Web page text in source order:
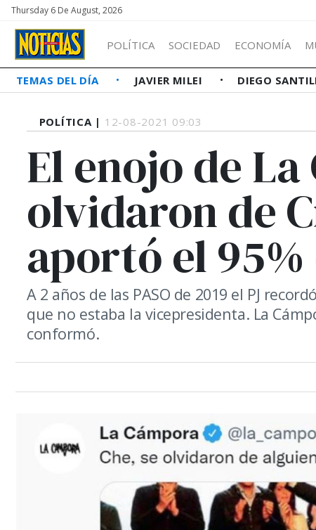
Thursday 6 De August, 2026
POLÍTICA SOCIEDAD ECONOMÍA
TEMAS DEL DÍA JAVIER MILEI DIEGO
POLÍTICA | 12-08-2021 09:03
El enojo de
olvidaron de
aportó el
A 2 años de las PASO de 2019 el PJ
que no estaba la vicepresidenta. La
conformó.